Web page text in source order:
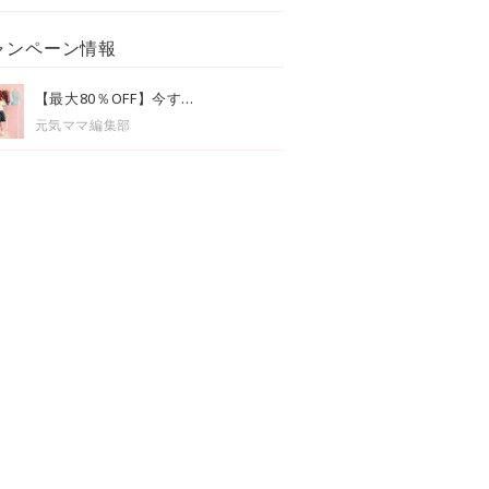
ンペーン情報
【最大80％OFF】今す...
元気ママ編集部